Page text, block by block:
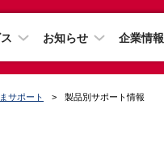
お知らせ 企業情報
サポート 製品別サポート情報